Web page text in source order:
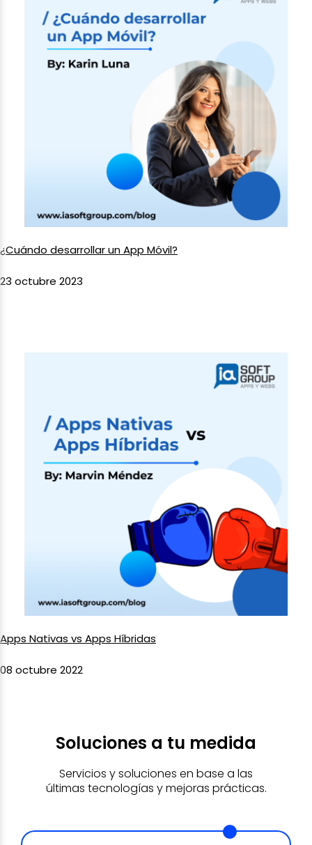
¿Cuándo desarrollar un App Móvil?
23 octubre 2023
Apps Nativas vs Apps Híbridas
08 octubre 2022
Soluciones a tu medida
Servicios y soluciones en base a las
últimas tecnologías y mejoras prácticas.